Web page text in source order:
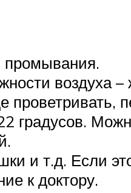
промывания.
воздуха –
градусов.
и т.д. Если
к доктору.